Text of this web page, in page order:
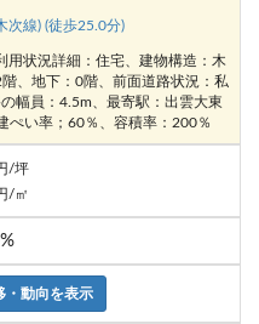
次線) (徒歩25.0分)
用状況詳細：住宅、建物構造：木
、地下：0階、前面道路状況：私
幅員：4.5m、最寄駅：出雲大東
ぺい率；60％、容積率：200％
/坪
/㎡
・動向を表示